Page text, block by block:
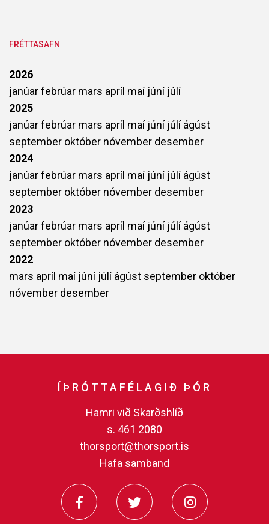
FRÉTTASAFN
2026
janúarfebrúar mars apríl maí júní júlí
2025
janúarfebrúar mars apríl maí júní júlíágúst
september október nóvember desember
2024
janúarfebrúar mars apríl maí júní júlíágúst
september október nóvember desember
2023
janúarfebrúar mars apríl maí júní júlíágúst
september október nóvember desember
2022
mars apríl maí júní júlíágúst september október
nóvember desember
ÍÞRÓTTAFÉLAGIÐ ÞÓR
Hamri við Skarðshlíð
s. 461 2080
thorsport@thorsport.is
Hafa samband